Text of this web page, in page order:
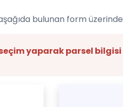
bulunan form
yaparak parsel bilgisi